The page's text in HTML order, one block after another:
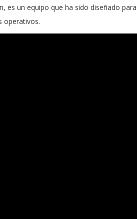
es un equipo que ha sido diseñado
operativos.